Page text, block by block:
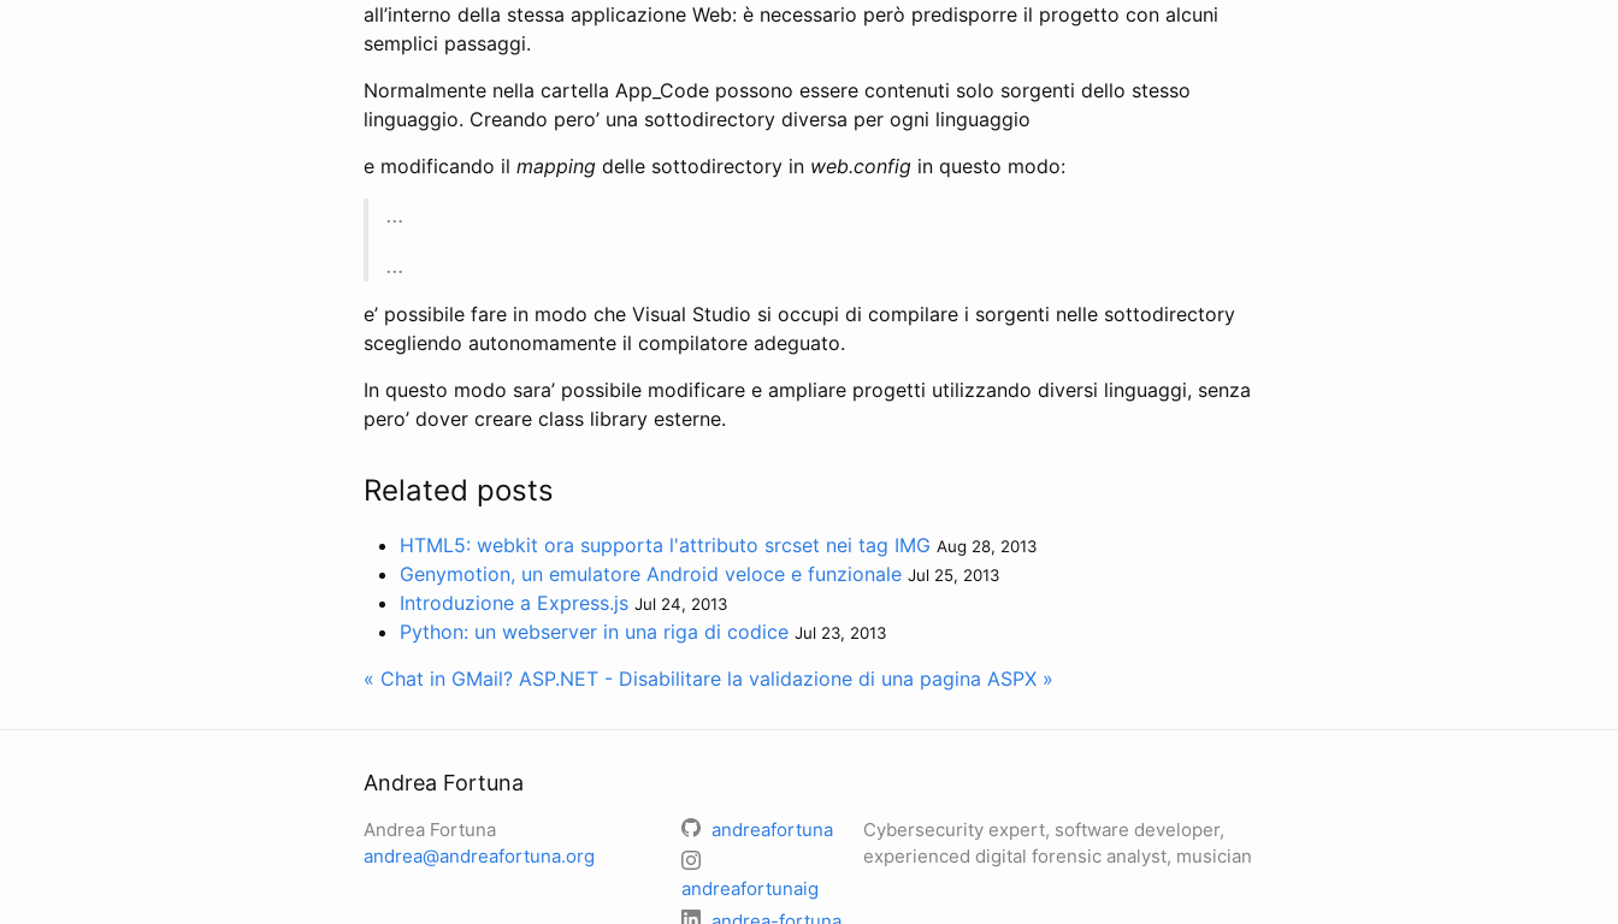
all’interno della stessa applicazione Web: è necessario però predisporre il progetto con alcuni
semplici passaggi.
Normalmente nella cartella App_Code possono essere contenuti solo sorgenti dello stesso
linguaggio. Creando pero’ una sottodirectory diversa per ogni linguaggio
e modificando il mapping delle sottodirectory in web.config in questo modo:
…
…
e’ possibile fare in modo che Visual Studio si occupi di compilare i sorgenti nelle sottodirectory
scegliendo autonomamente il compilatore adeguato.
In questo modo sara’ possibile modificare e ampliare progetti utilizzando diversi linguaggi, senza
pero’ dover creare class library esterne.
Related posts
HTML5: webkit ora supporta l'attributo srcset nei tag IMG Aug 28, 2013
Genymotion, un emulatore Android veloce e funzionale Jul 25, 2013
Introduzione a Express.js Jul 24, 2013
Python: un webserver in una riga di codice Jul 23, 2013
« Chat in GMail? ASP.NET - Disabilitare la validazione di una pagina ASPX »
Andrea Fortuna
Andrea Fortuna
andrea@andreafortuna.org
andreafortuna
andreafortunaig
Cybersecurity expert, software developer,
experienced digital forensic analyst, musician